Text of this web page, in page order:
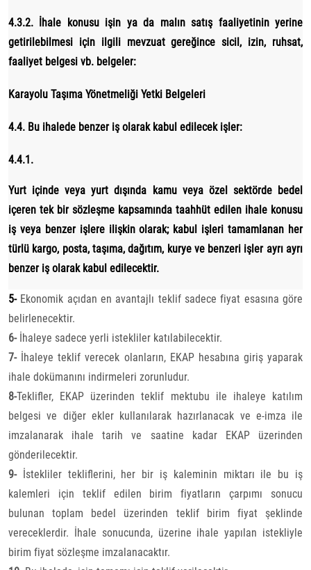
4.3.2. İhale konusu işin ya da malın satış faaliyetinin yerine
getirilebilmesi için ilgili mevzuat gereğince sicil, izin, ruhsat,
faaliyet belgesi vb. belgeler:
Karayolu Taşıma Yönetmeliği Yetki Belgeleri
4.4. Bu ihalede benzer iş olarak kabul edilecek işler:
4.4.1.
Yurt içinde veya yurt dışında kamu veya özel sektörde bedel
içeren tek bir sözleşme kapsamında taahhüt edilen ihale konusu
iş veya benzer işlere ilişkin olarak; kabul işleri tamamlanan her
türlü kargo, posta, taşıma, dağıtım, kurye ve benzeri işler ayrı ayrı
benzer iş olarak kabul edilecektir.
5-Ekonomik açıdan en avantajlı teklif sadece fiyat esasına göre
belirlenecektir.
6-İhaleye sadece yerli istekliler katılabilecektir.
7-İhaleye teklif verecek olanların, EKAP hesabına giriş yaparak
ihale dokümanını indirmeleri zorunludur.
8-Teklifler, EKAP üzerinden teklif mektubu ile ihaleye katılım
belgesi ve diğer ekler kullanılarak hazırlanacak ve e-imza ile
imzalanarak ihale tarih ve saatine kadar EKAP üzerinden
gönderilecektir.
9-İstekliler tekliflerini, her bir iş kaleminin miktarı ile bu iş
kalemleri için teklif edilen birim fiyatların çarpımı sonucu
bulunan toplam bedel üzerinden teklif birim fiyat şeklinde
vereceklerdir. İhale sonucunda, üzerine ihale yapılan istekliyle
birim fiyat sözleşme imzalanacaktır.